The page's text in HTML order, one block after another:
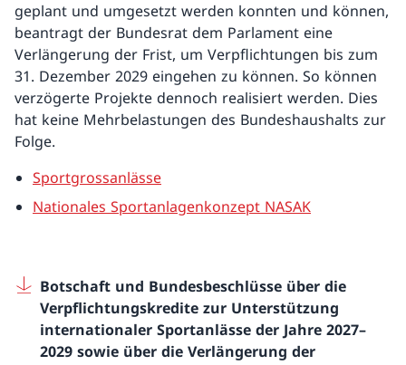
geplant und umgesetzt werden konnten und können,
beantragt der Bundesrat dem Parlament eine
Verlängerung der Frist, um Verpflichtungen bis zum
31. Dezember 2029 eingehen zu können. So können
verzögerte Projekte dennoch realisiert werden. Dies
hat keine Mehrbelastungen des Bundeshaushalts zur
Folge.
Sportgrossanlässe
Nationales Sportanlagenkonzept NASAK
Botschaft und Bundesbeschlüsse über die
Verpflichtungskredite zur Unterstützung
internationaler Sportanlässe der Jahre 2027–
2029 sowie über die Verlängerung der